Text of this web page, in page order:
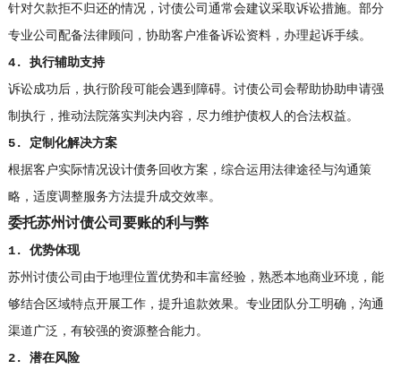
针对欠款拒不归还的情况，讨债公司通常会建议采取诉讼措施。部分
专业公司配备法律顾问，协助客户准备诉讼资料，办理起诉手续。
4. 执行辅助支持
诉讼成功后，执行阶段可能会遇到障碍。讨债公司会帮助协助申请强
制执行，推动法院落实判决内容，尽力维护债权人的合法权益。
5. 定制化解决方案
根据客户实际情况设计债务回收方案，综合运用法律途径与沟通策
略，适度调整服务方法提升成交效率。
委托苏州讨债公司要账的利与弊
1. 优势体现
苏州讨债公司由于地理位置优势和丰富经验，熟悉本地商业环境，能
够结合区域特点开展工作，提升追款效果。专业团队分工明确，沟通
渠道广泛，有较强的资源整合能力。
2. 潜在风险